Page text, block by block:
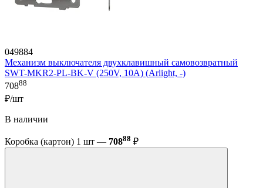
049884
Механизм выключателя двухклавишный самовозвратный
SWT-MKR2-PL-BK-V (250V, 10A) (Arlight, -)
70888
₽/шт
В наличии
Коробка (картон) 1 шт — 70888 ₽